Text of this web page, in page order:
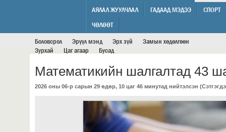
НИЙГЭМ
АЯЛАЛ ЖУУЛЧЛАЛ
ГАДААД МЭДЭЭ
СПОРТ
ЧӨЛӨӨТ
Боловсрол
Эрүүл мэнд Эрх зүй
Замын хөдөлгөөн
Зурхай
Цаг агаар Бусад
Математикийн шалгалтад 43
2026 оны 06-р сарын 29 өдөр, 10 цаг 46 минутад нийтэлсэн (